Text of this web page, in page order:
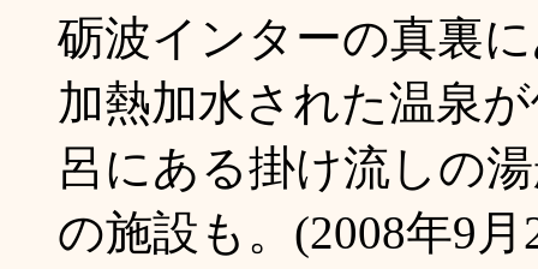
砺波インターの真裏
加熱加水された温泉
呂にある掛け流しの
の施設も。(2008年9月